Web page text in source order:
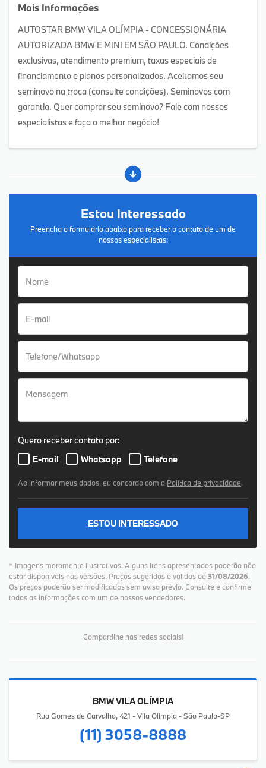
Mais Informações
AUTOSTAR BMW VILA OLÍMPIA - CONCESSIONÁRIA
AUTORIZADA BMW E MINI EM SÃO PAULO. Condições
exclusivas, atendimento premium, taxas especiais de
financiamento e planos personalizados. Aceitamos seu
seminovo na troca (consulte condições). Seminovos com
garantia. Quer comprar seu seminovo? Fale com nossos
especialistas e faça o melhor negócio!
Estou Interessado
Preencha o formulário abaixo para receber o contato de um de
nossos especialistas:
Quero receber contato por:
E-mail
Whatsapp Telefone
Ao informar meus dados, eu concordo com a Política de privacidade.
ESTOU INTERESSADO
* Imagens meramente ilustrativas. Alguns itens apresentados poderão não
estar disponíveis nas versões. Preços sugeridos e válidos de 31/08/2026.
Os preços poderão ser modificados sem aviso prévio. Consulte e confirme
todas as informações com um de nossos vendedores.
Compartilhe nas redes sociais!
BMW VILA OLÍMPIA
Rua Gomes de Carvalho, 421 - Vila Olimpia - São Paulo-SP
(11) 3058-8888